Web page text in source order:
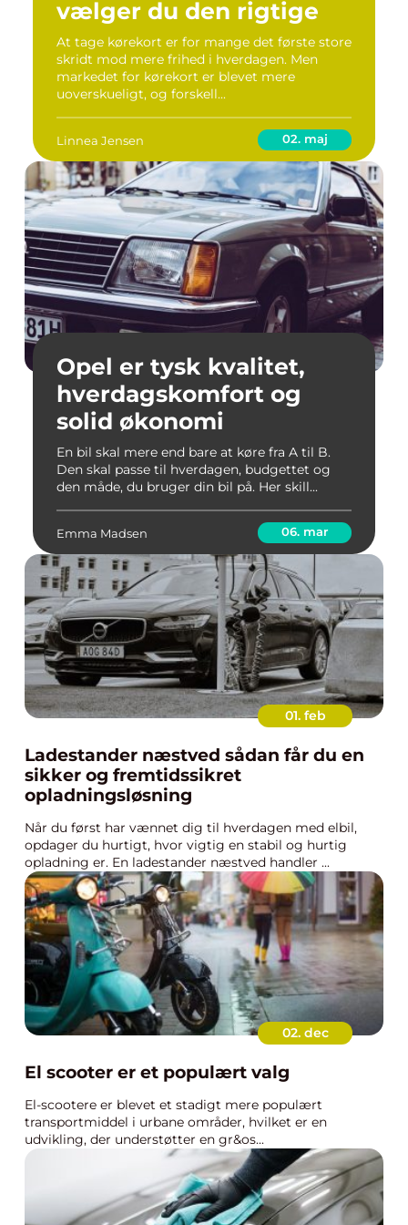
vælger du den rigtige
At tage kørekort er for mange det første store
skridt mod mere frihed i hverdagen. Men
markedet for kørekort er blevet mere
uoverskueligt, og forskell...
Linnea Jensen 02. maj
Opel er tysk kvalitet,
hverdagskomfort og
solid økonomi
En bil skal mere end bare at køre fra A til B.
Den skal passe til hverdagen, budgettet og
den måde, du bruger din bil på. Her skill...
Emma Madsen 06. mar
01. feb
Ladestander næstved sådan får du en
sikker og fremtidssikret
opladningsløsning
Når du først har vænnet dig til hverdagen med elbil,
opdager du hurtigt, hvor vigtig en stabil og hurtig
opladning er. En ladestander næstved handler ...
02. dec
El scooter er et populært valg
El-scootere er blevet et stadigt mere populært
transportmiddel i urbane områder, hvilket er en
udvikling, der understøtter en gr&os...